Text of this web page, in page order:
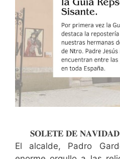
𝐒𝐎𝐋𝐄𝐓𝐄 𝐃𝐄
El alcalde, Padro